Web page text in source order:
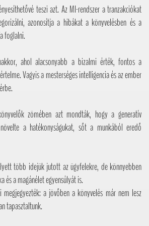
teszi azt. Az MI-rendszer a tranzakciókat
azonosítja a hibákat a könyvelésben és a
foglalni.
ahol alacsonyabb a bizalmi érték, fontos a
Vagyis a mesterséges intelligencia és az ember
zömében azt mondták, hogy a generatív
a hatékonyságukat, sőt a munkából eredő
több idejük jutott az ügyfelekre, de könnyebben
és a magánélet egyensúlyát is.
megjegyezték: a jövőben a könyvelés már nem lesz
tapasztaltunk.